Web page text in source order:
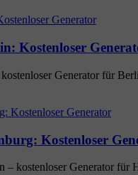
Kostenloser
Generator für
Kostenloser
– kostenloser Generator für